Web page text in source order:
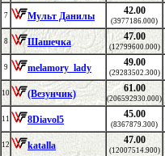
7 Мульт Данилы 42.00
(3977186.000)
8 Шашечка 47.00
(12799600.000)
9 melamory_lady 49.00
(29283502.300)
10 (Везунчик) 61.00
(206592930.000)
11 8Diavol5 45.00
(8367879.300)
12 katalla 47.00
(12007514.900)